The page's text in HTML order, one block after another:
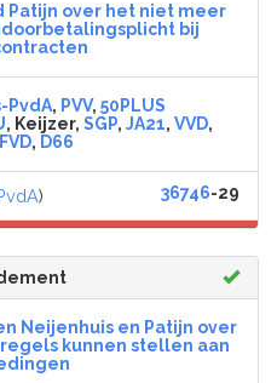
Patijn over het niet meer
bij
PvdA, PVV, 50PLUS
, Keijzer, SGP, JA21, VVD,
FVD, D66
) 36746-29
Neijenhuis en Patijn over
kunnen stellen aan